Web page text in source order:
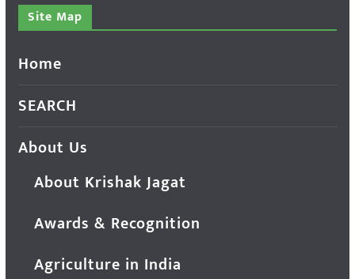
Site Map
Home
SEARCH
About Us
About Krishak Jagat
Awards & Recognition
Agriculture in India